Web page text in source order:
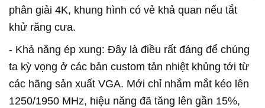
phân giải 4K, khung hình có vẻ khả quan nếu tắt
khử răng cưa.
- Khả năng ép xung: Đây là điều rất đáng để chúng
ta kỳ vọng ở các bản custom tản nhiệt khủng tới từ
các hãng sản xuất VGA. Mới chỉ nhắm mắt kéo lên
1250/1950 MHz, hiệu năng đã tăng lên gần 15%,